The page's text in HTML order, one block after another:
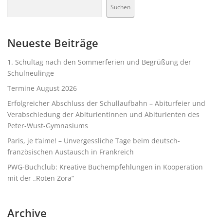
v
g
a
t
i
o
n
Suchen
Neueste Beiträge
1. Schultag nach den Sommerferien und Begrüßung der
Schulneulinge
Termine August 2026
Erfolgreicher Abschluss der Schullaufbahn – Abiturfeier und
Verabschiedung der Abiturientinnen und Abiturienten des
Peter-Wust-Gymnasiums
Paris, je t‘aime! – Unvergessliche Tage beim deutsch-
französischen Austausch in Frankreich
PWG-Buchclub: Kreative Buchempfehlungen in Kooperation
mit der „Roten Zora“
Archive